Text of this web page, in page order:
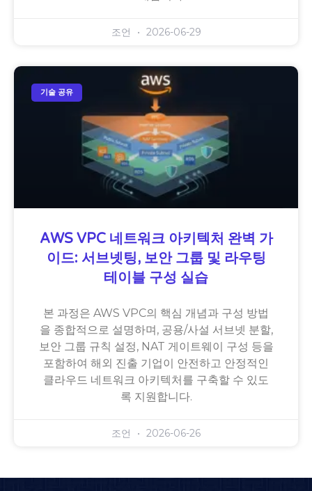
조언 2026-06-29
기술 공유
AWS VPC 네트워크 아키텍처 완벽 가
이드: 서브넷팅, 보안 그룹 및 라우팅
테이블 구성 실습
본 과정은 AWS VPC의 핵심 개념과 구성 방법
을 종합적으로 설명하며, 공용/사설 서브넷 분할,
보안 그룹 규칙 설정, NAT 게이트웨이 구성 등을
포함하여 해외 진출 기업이 안전하고 안정적인
클라우드 네트워크 아키텍처를 구축할 수 있도
록 지원합니다.
조언 2026-06-26